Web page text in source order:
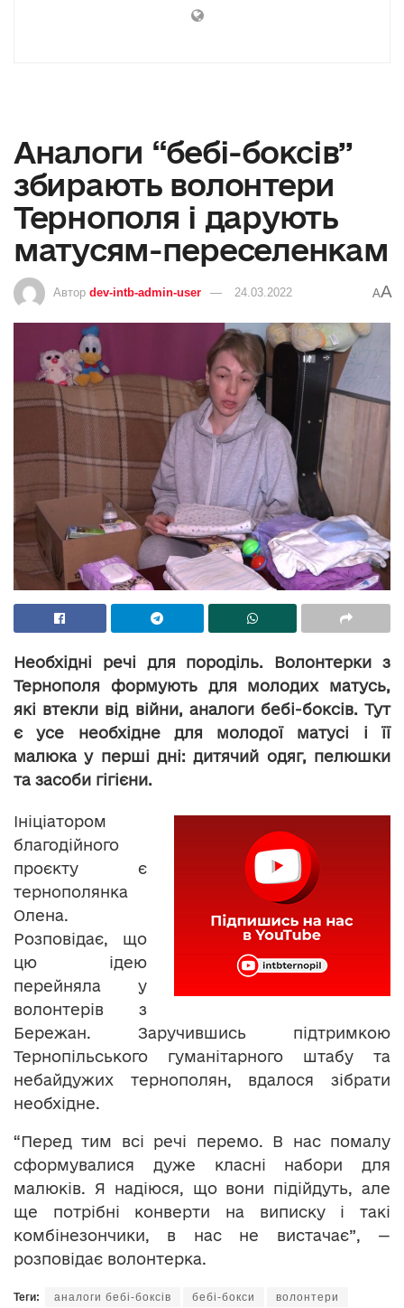
Аналоги “бебі-боксів”
збирають волонтери
Тернополя і дарують
матусям-переселенкам
Автор dev-intb-admin-user 24.03.2022 AA
Необхідні речі для породіль. Волонтерки з
Тернополя формують для молодих матусь,
які втекли від війни, аналоги бебі-боксів. Тут
є усе необхідне для молодої матусі і її
малюка у перші дні: дитячий одяг, пелюшки
та засоби гігієни.
Ініціатором
благодійного
проєкту є
тернополянка
Олена.
Розповідає, що
цю ідею
перейняла у
волонтерів з
Бережан. Заручившись підтримкою
Тернопільського гуманітарного штабу та
небайдужих тернополян, вдалося зібрати
необхідне.
“Перед тим всі речі перемо. В нас помалу
сформувалися дуже класні набори для
малюків. Я надіюся, що вони підійдуть, але
ще потрібні конверти на виписку і такі
комбінезончики, в нас не вистачає”, —
розповідає волонтерка.
Теги: аналоги бебі-боксів бебі-бокси волонтери